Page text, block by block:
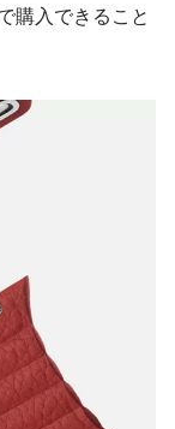
購入できること